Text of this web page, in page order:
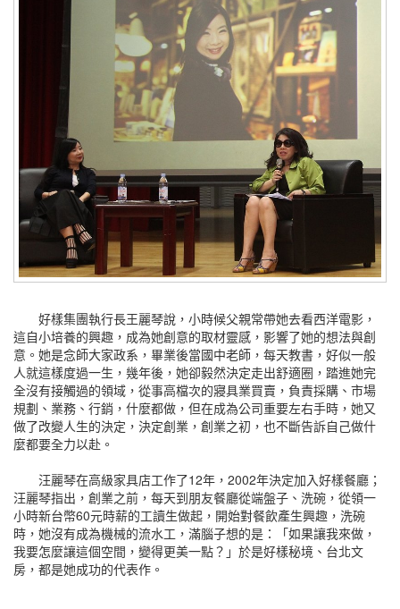
好樣集團執行長王麗琴說，小時候父親常帶她去看西洋電影，
這自小培養的興趣，成為她創意的取材靈感，影響了她的想法與創
意。她是念師大家政系，畢業後當國中老師，每天教書，好似一般
人就這樣度過一生，幾年後，她卻毅然決定走出舒適圈，踏進她完
全沒有接觸過的領域，從事高檔次的寢具業買賣，負責採購、市場
規劃、業務、行銷，什麼都做，但在成為公司重要左右手時，她又
做了改變人生的決定，決定創業，創業之初，也不斷告訴自己做什
麼都要全力以赴。
汪麗琴在高級家具店工作了12年，2002年決定加入好樣餐廳；
汪麗琴指出，創業之前，每天到朋友餐廳從端盤子、洗碗，從領一
小時新台幣60元時薪的工讀生做起，開始對餐飲產生興趣，洗碗
時，她沒有成為機械的流水工，滿腦子想的是：「如果讓我來做，
我要怎麼讓這個空間，變得更美一點？」於是好樣秘境、台北文
房，都是她成功的代表作。